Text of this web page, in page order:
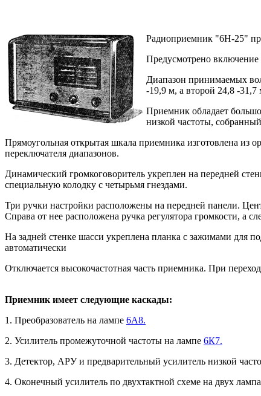
Радиоприемник "6Н-25"
Предусмотрено включение
Диапазон принимаемых
-19,9 м, а второй 24,8 -31,7
Приемник обладает
низкой частоты,
Прямоугольная открытая шкала приемника изготовлена из
переключателя диапазонов.
Динамический громкоговоритель укреплен на передней
специальную колодку с четырьмя гнездами.
Три ручки настройки расположены на передней панели.
Справа от нее расположена ручка регулятора громкости, а
На задней стенке шасси укреплена планка с зажимами для
автоматически
Отключается высокочастотная часть приемника. При
Приемник имеет следующие каскады:
1. Преобразователь на лампе 6А8.
2. Усилитель промежуточной частоты на лампе 6К7.
3. Детектор, АРУ и предварительный усилитель низкой
4. Оконечный усилитель по двухтактной схеме на двух